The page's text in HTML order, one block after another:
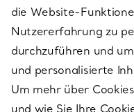
ÜBER TIFFANY & CO.
RECHTLICHE HINWEISE
die Website-
Nutzererfahrung zu
durchzuführen und
und personalisierte
Um mehr über
und wie Sie Ihre